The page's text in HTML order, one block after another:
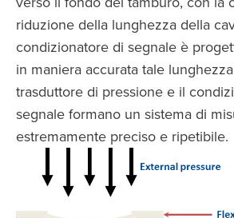
riduzione della lunghezza della
condizionatore di segnale è
in maniera accurata tale
trasduttore di pressione e il
segnale formano un sistema di
estremamente preciso e ripetibile.